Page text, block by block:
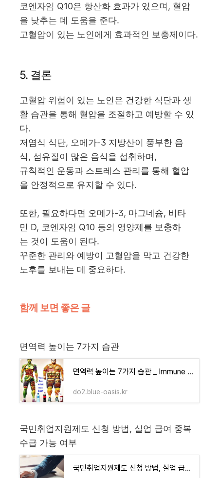
코엔자임 Q10은 항산화 효과가 있으며, 혈압
을 낮추는 데 도움을 준다.
고혈압이 있는 노인에게 효과적인 보충제이다.
5. 결론
고혈압 위험이 있는 노인은 건강한 식단과 생
활 습관을 통해 혈압을 조절하고 예방할 수 있
다.
저염식 식단, 오메가-3 지방산이 풍부한 음
식, 섬유질이 많은 음식을 섭취하며,
규칙적인 운동과 스트레스 관리를 통해 혈압
을 안정적으로 유지할 수 있다.
또한, 필요하다면 오메가-3, 마그네슘, 비타
민 D, 코엔자임 Q10 등의 영양제를 보충하
는 것이 도움이 된다.
꾸준한 관리와 예방이 고혈압을 막고 건강한
노후를 보내는 데 중요하다.
함께 보면 좋은 글
면역력 높이는 7가지 습관
면역력 높이는 7가지 습관 _ Immune Boosting Habits
do2.blue-oasis.kr
국민취업지원제도 신청 방법, 실업 급여 중복
수급 가능 여부
국민취업지원제도 신청 방법, 실업 급여 중복 수급 여부